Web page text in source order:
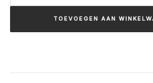
TOEVOEGEN AAN